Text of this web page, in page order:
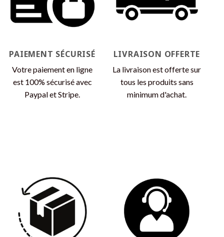
être
choisies
sur
du
produit
être
choisies
du
produit
PAIEMENT SÉCURISÉ
Votre paiement en ligne
est 100% sécurisé avec
Paypal et Stripe.
LIVRAISON OFFERTE
La livraison est offerte sur
tous les produits sans
minimum d'achat.